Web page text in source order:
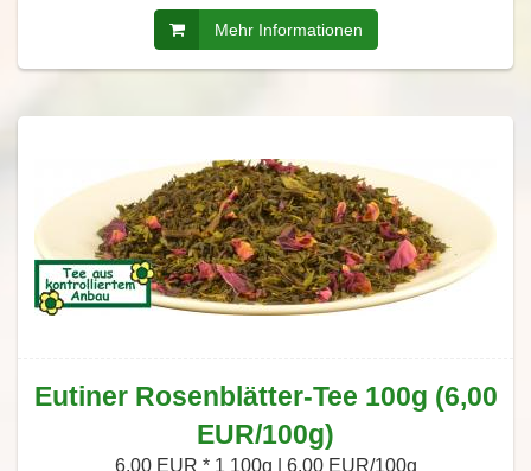
Mehr Informationen
Eutiner Rosenblätter-Tee 100g (6,00
EUR/100g)
6,00 EUR * 1 100g | 6,00 EUR/100g